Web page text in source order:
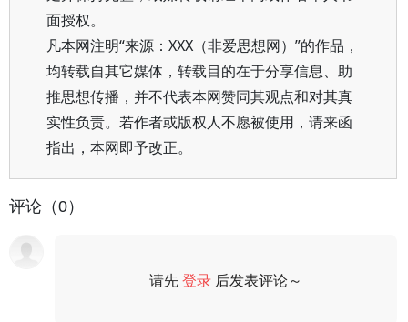
面授权。
凡本网注明“来源：XXX（非爱思想网）”的作品，
均转载自其它媒体，转载目的在于分享信息、助
推思想传播，并不代表本网赞同其观点和对其真
实性负责。若作者或版权人不愿被使用，请来函
指出，本网即予改正。
评论（0）
请先登录 后发表评论～